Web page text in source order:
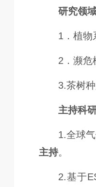
研究领
1．植物
2．濒危
3.茶树
主持科
1.全球
主持。
2.基于